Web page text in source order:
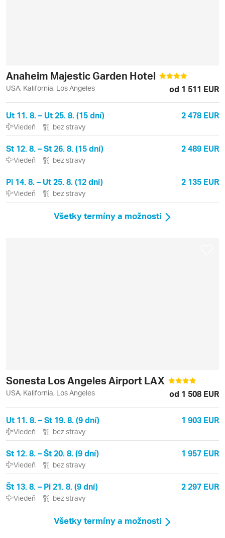
Anaheim Majestic Garden Hotel
USA, Kalifornia, Los Angeles od 1 511 EUR
Ut 11. 8. – Ut 25. 8. (15 dní) 2 478 EUR
Viedeň bez stravy
St 12. 8. – St 26. 8. (15 dní) 2 489 EUR
Viedeň bez stravy
Pi 14. 8. – Ut 25. 8. (12 dní) 2 135 EUR
Viedeň bez stravy
Všetky termíny a možnosti
Sonesta Los Angeles Airport LAX
USA, Kalifornia, Los Angeles od 1 508 EUR
Ut 11. 8. – St 19. 8. (9 dní) 1 903 EUR
Viedeň bez stravy
St 12. 8. – Št 20. 8. (9 dní) 1 957 EUR
Viedeň bez stravy
Št 13. 8. – Pi 21. 8. (9 dní) 2 297 EUR
Viedeň bez stravy
Všetky termíny a možnosti